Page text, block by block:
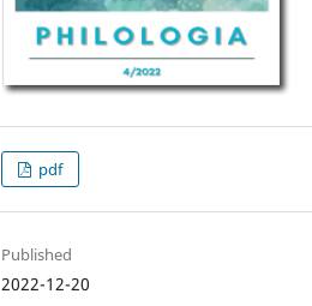
pdf
Published
2022-12-20